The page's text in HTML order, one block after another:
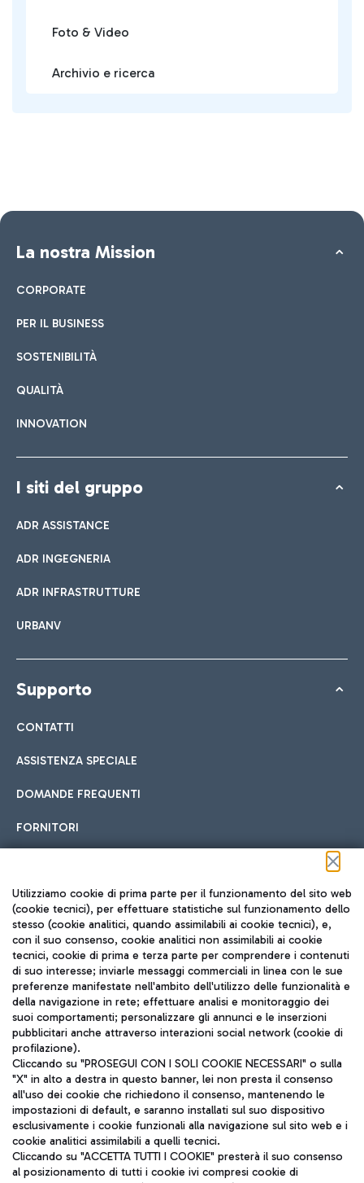
Foto & Video
Archivio e ricerca
La nostra Mission
CORPORATE
PER IL BUSINESS
SOSTENIBILITÀ
QUALITÀ
INNOVATION
I siti del gruppo
ADR ASSISTANCE
ADR INGEGNERIA
ADR INFRASTRUTTURE
URBANV
Supporto
CONTATTI
ASSISTENZA SPECIALE
DOMANDE FREQUENTI
FORNITORI
Seguici sui social
TRAVEL JOURNAL
ITA
Aeroporti di Roma S.p.A. - Società soggetta a direzione e
coordinamento di Mundys S.p.A.
Codice fiscale e Registro delle Imprese di Roma 13032990155 P.
Utilizziamo cookie di prima parte per il funzionamento del sito web
(cookie tecnici), per effettuare statistiche sul funzionamento dello
stesso (cookie analitici, quando assimilabili ai cookie tecnici), e,
con il suo consenso, cookie analitici non assimilabili ai cookie
tecnici, cookie di prima e terza parte per comprendere i contenuti
di suo interesse; inviarle messaggi commerciali in linea con le sue
preferenze manifestate nell'ambito dell'utilizzo delle funzionalità e
della navigazione in rete; effettuare analisi e monitoraggio dei
suoi comportamenti; personalizzare gli annunci e le inserzioni
pubblicitari anche attraverso interazioni social network (cookie di
profilazione).
Cliccando su "PROSEGUI CON I SOLI COOKIE NECESSARI" o sulla
"X" in alto a destra in questo banner, lei non presta il consenso
all'uso dei cookie che richiedono il consenso, mantenendo le
impostazioni di default, e saranno installati sul suo dispositivo
esclusivamente i cookie funzionali alla navigazione sul sito web e i
cookie analitici assimilabili a quelli tecnici.
Cliccando su "ACCETTA TUTTI I COOKIE" presterà il suo consenso
al posizionamento di tutti i cookie ivi compresi cookie di